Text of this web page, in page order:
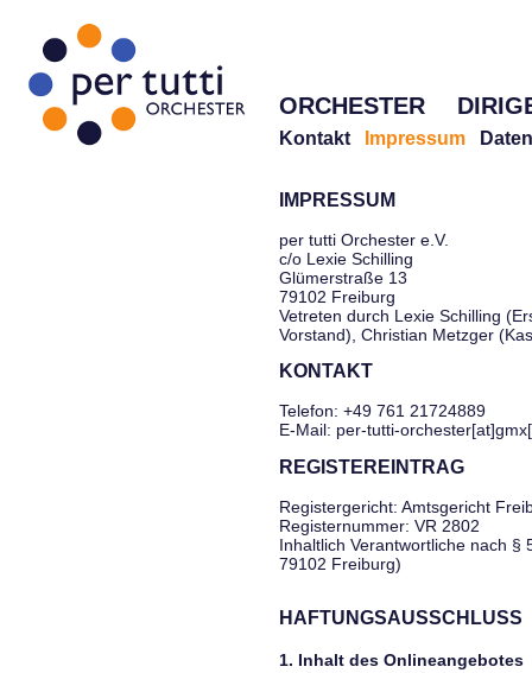
ORCHESTER
Kontakt Impressum
IMPRESSUM
per tutti Orchester e.V.
c/o Lexie Schilling
Glümerstraße 13
79102 Freiburg
Vetreten durch Lexie Schilling
Vorstand), Christian Metzger
KONTAKT
Telefon: +49 761 21724889
E-Mail: per-tutti-
REGISTEREINTRAG
Registergericht: Amtsgericht
Registernummer: VR 2802
Inhaltlich Verantwortliche nach §
79102 Freiburg)
HAFTUNGSAUSSCHLUSS
1. Inhalt des Onlineangebotes